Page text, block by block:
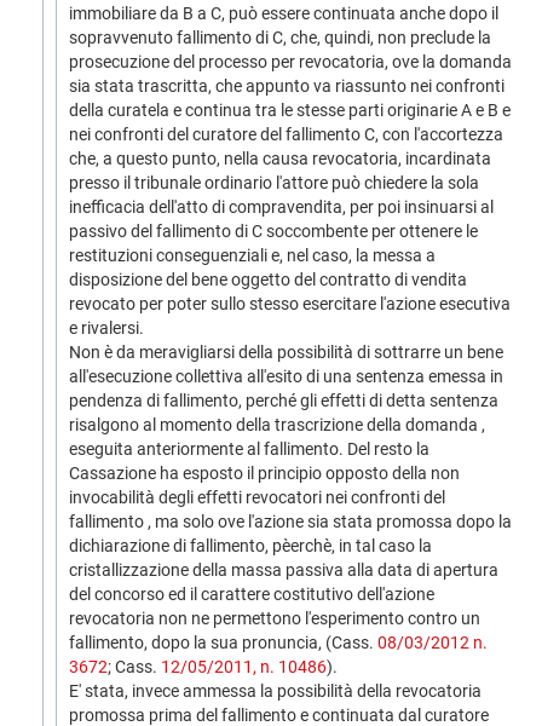
immobiliare da B a C, può essere continuata anche dopo il
sopravvenuto fallimento di C, che, quindi, non preclude la
prosecuzione del processo per revocatoria, ove la domanda
sia stata trascritta, che appunto va riassunto nei confronti
della curatela e continua tra le stesse parti originarie A e B e
nei confronti del curatore del fallimento C, con l'accortezza
che, a questo punto, nella causa revocatoria, incardinata
presso il tribunale ordinario l'attore può chiedere la sola
inefficacia dell'atto di compravendita, per poi insinuarsi al
passivo del fallimento di C soccombente per ottenere le
restituzioni conseguenziali e, nel caso, la messa a
disposizione del bene oggetto del contratto di vendita
revocato per poter sullo stesso esercitare l'azione esecutiva
e rivalersi.
Non è da meravigliarsi della possibilità di sottrarre un bene
all'esecuzione collettiva all'esito di una sentenza emessa in
pendenza di fallimento, perché gli effetti di detta sentenza
risalgono al momento della trascrizione della domanda ,
eseguita anteriormente al fallimento. Del resto la
Cassazione ha esposto il principio opposto della non
invocabilità degli effetti revocatori nei confronti del
fallimento , ma solo ove l'azione sia stata promossa dopo la
dichiarazione di fallimento, pèerchè, in tal caso la
cristallizzazione della massa passiva alla data di apertura
del concorso ed il carattere costitutivo dell'azione
revocatoria non ne permettono l'esperimento contro un
fallimento, dopo la sua pronuncia, (Cass. 08/03/2012 n.
3672; Cass. 12/05/2011, n. 10486).
E' stata, invece ammessa la possibilità della revocatoria
promossa prima del fallimento e continuata dal curatore